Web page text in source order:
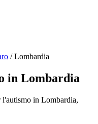
/ Lombardia
in Lombardia
l'autismo in Lombardia,